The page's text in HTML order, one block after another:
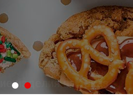
изделия на заказ
караваи от Tomus можно
в нашем ресторане